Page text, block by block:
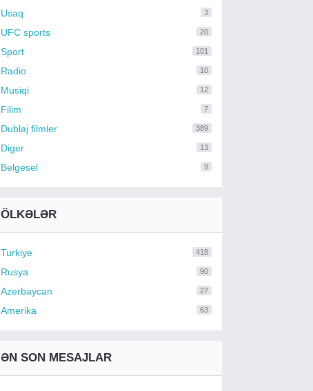
Usaq 3
UFC sports 20
Sport 101
Radio 10
Musiqi 12
Filim 7
Dublaj filmler 389
Diger 13
Belgesel 9
ÖLKƏLƏR
Turkiye 418
Rusya 90
Azerbaycan 27
Amerika 63
ƏN SON MESAJLAR